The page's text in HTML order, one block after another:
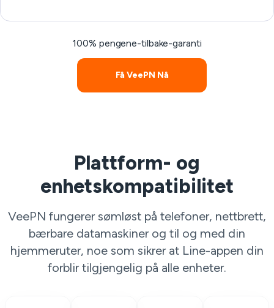
100% pengene-tilbake-garanti
Få VeePN Nå
Plattform- og
enhetskompatibilitet
VeePN fungerer sømløst på telefoner, nettbrett,
bærbare datamaskiner og til og med din
hjemmeruter, noe som sikrer at Line-appen din
forblir tilgjengelig på alle enheter.